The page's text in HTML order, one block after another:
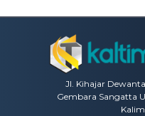
Jl. Kihajar
Gembara Sangatta